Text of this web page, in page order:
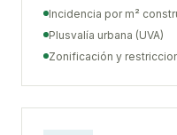
Incidencia por m²
Plusvalía urbana (UVA)
Zonificación y